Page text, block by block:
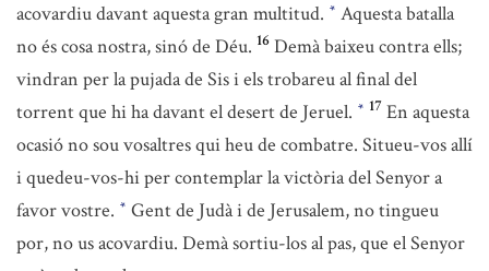
acovardiu davant aquesta gran multitud. * Aquesta batalla
no és cosa nostra, sinó de Déu. 16 Demà baixeu contra ells;
vindran per la pujada de Sis i els trobareu al final del
torrent que hi ha davant el desert de Jeruel. * 17 En aquesta
ocasió no sou vosaltres qui heu de combatre. Situeu-vos allí
i quedeu-vos-hi per contemplar la victòria del Senyor a
favor vostre. * Gent de Judà i de Jerusalem, no tingueu
por, no us acovardiu. Demà sortiu-los al pas, que el Senyor